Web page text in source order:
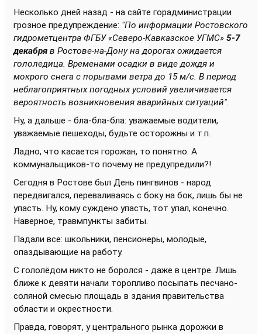
Несколько дней назад - на сайте горадминистрации
грозное предупреждение: "По информации Ростовского
гидрометцентра ФГБУ «Северо-Кавказское УГМС» 5-7
декабря в Ростове-на-Дону на дорогах ожидается
гололедица. Временами осадки в виде дождя и
мокрого снега с порывами ветра до 15 м/с. В период
неблагоприятных погодных условий увеличивается
вероятность возникновения аварийных ситуаций".
Ну, а дальше - бла-бла-бла: уважаемые водители,
уважаемые пешеходы, будьте осторожны и т.п.
Ладно, что касается горожан, то понятно. А
коммунальщиков-то почему не предупредили?!
Сегодня в Ростове был День пингвинов - народ
передвигался, переваливаясь с боку на бок, лишь бы не
упасть. Ну, кому суждено упасть, тот упал, конечно.
Наверное, травмпункты забиты.
Падали все: школьники, пенсионеры, молодые,
опаздывающие на работу.
С гололёдом никто не боролся - даже в центре. Лишь
ближе к девяти начали торопливо посыпать песчано-
соляной смесью площадь в здания правительства
области и окрестности.
Правда, говорят, у центрального рынка дорожки в